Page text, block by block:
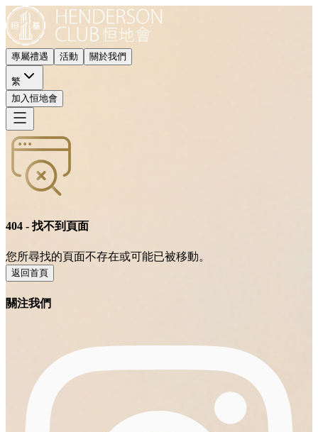
專屬禮遇 活動 關於我們
繁
加入恒地會
404 - 找不到頁面
您所尋找的頁面不存在或可能已被移動。
返回首頁
關注我們